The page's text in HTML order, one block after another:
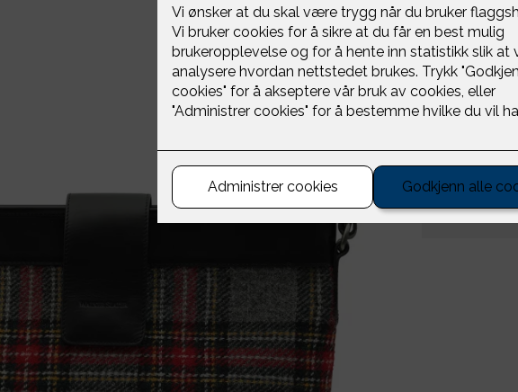
Tamson Tote
stropp. En
trykknapper
Detaljer
Frakt og